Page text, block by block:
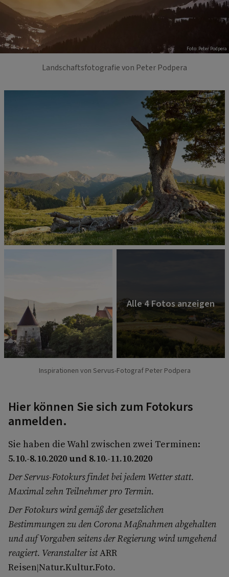
Foto: Peter Podpera
Landschaftsfotografie von Peter Podpera
Inspirationen von Servus-Fotograf Peter Podpera
Hier können Sie sich zum Fotokurs
anmelden.
Sie haben die Wahl zwischen zwei Terminen:
5.10.-8.10.2020 und 8.10.-11.10.2020
Der Servus-Fotokurs findet bei jedem Wetter statt.
Maximal zehn Teilnehmer pro Termin.
Der Fotokurs wird gemäß der gesetzlichen
Bestimmungen zu den Corona Maßnahmen abgehalten
und auf Vorgaben seitens der Regierung wird umgehend
reagiert. Veranstalter istARR
Reisen|Natur.Kultur.Foto.